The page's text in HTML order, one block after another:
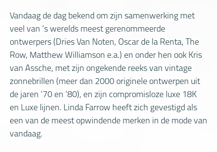
Vandaag de dag bekend om zijn samenwerking met
veel van ‘s werelds meest gerenommeerde
ontwerpers (Dries Van Noten, Oscar de la Renta, The
Row, Matthew Williamson e.a.) en onder hen ook Kris
van Assche, met zijn ongekende reeks van vintage
zonnebrillen (meer dan 2000 originele ontwerpen uit
de jaren ’70 en ’80), en zijn compromisloze luxe 18K
en Luxe lijnen. Linda Farrow heeft zich gevestigd als
een van de meest opwindende merken in de mode van
vandaag.